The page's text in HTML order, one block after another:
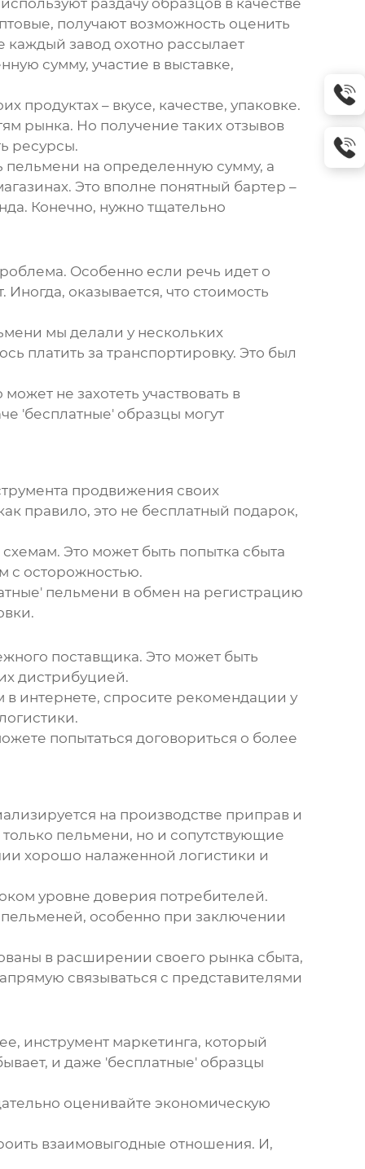
используют раздачу образцов в качестве
получают возможность оценить
каждый завод охотно рассылает
сумму, участие в выставке,
продуктах – вкусе, качестве, упаковке.
рынка. Но получение таких отзывов
ресурсы.
пельмени на определенную сумму, а
Это вполне понятный бартер –
Конечно, нужно тщательно
Особенно если речь идет о
оказывается, что стоимость
мы делали у нескольких
платить за транспортировку. Это был
не захотеть участвовать в
'бесплатные' образцы могут
продвижения своих
правило, это не бесплатный подарок,
Это может быть попытка сбыта
с осторожностью.
пельмени в обмен на регистрацию
поставщика. Это может быть
дистрибуцией.
интернете, спросите рекомендации у
попытаться договориться о более
на производстве приправ и
пельмени, но и сопутствующие
хорошо налаженной логистики и
уровне доверия потребителей.
пельменей, особенно при заключении
в расширении своего рынка сбыта,
связываться с представителями
инструмент маркетинга, который
и даже 'бесплатные' образцы
оценивайте экономическую
взаимовыгодные отношения. И,